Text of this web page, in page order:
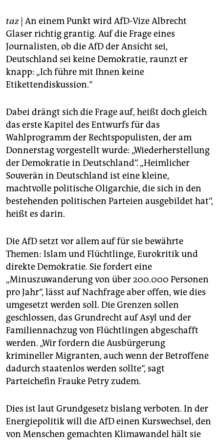
unterstützen
abo
genossenschaft
epaper login
taz| An einem Punkt wird AfD-Vize Albrecht
Glaser richtig grantig. Auf die Frage eines
Journalisten, ob die AfD der Ansicht sei,
Deutschland sei keine Demokratie, raunzt er
knapp: „Ich führe mit Ihnen keine
Etikettendiskussion.“
Dabei drängt sich die Frage auf, heißt doch gleich
das erste Kapitel des Entwurfs für das
Wahlprogramm der Rechtspopulisten, der am
Donnerstag vorgestellt wurde: „Wiederherstellung
der Demokratie in Deutschland“. „Heimlicher
Souverän in Deutschland ist eine kleine,
machtvolle politische Oligarchie, die sich in den
bestehenden politischen Parteien ausgebildet hat“,
heißt es darin.
Die AfD setzt vor allem auf für sie bewährte
Themen: Islam und Flüchtlinge, Eurokritik und
direkte Demokratie. Sie fordert eine
„Minuszuwanderung von über 200.000 Personen
pro Jahr“, lässt auf Nachfrage aber offen, wie dies
umgesetzt werden soll. Die Grenzen sollen
geschlossen, das Grundrecht auf Asyl und der
Familiennachzug von Flüchtlingen abgeschafft
werden. „Wir fordern die Ausbürgerung
krimineller Migranten, auch wenn der Betroffene
dadurch staatenlos werden sollte“, sagt
Parteichefin Frauke Petry zudem.
Dies ist laut Grundgesetz bislang verboten. In der
Energiepolitik will die AfD einen Kurswechsel, den
von Menschen gemachten Klimawandel hält sie